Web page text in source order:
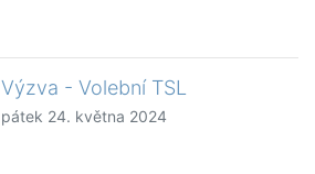
Výzva - Volební TSL
pátek 24. května 2024